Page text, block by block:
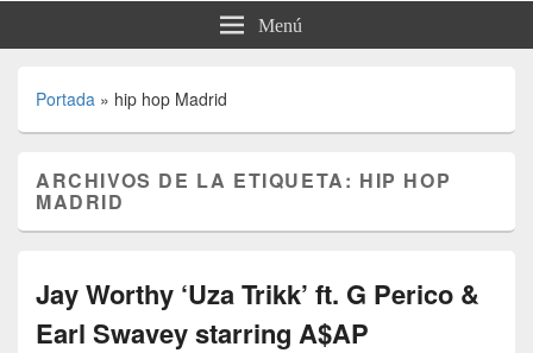
Menú
Portada » hip hop Madrid
ARCHIVOS DE LA ETIQUETA: HIP HOP
MADRID
Jay Worthy ‘Uza Trikk’ ft. G Perico &
Earl Swavey starring A$AP